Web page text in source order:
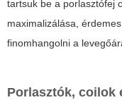
tartsuk be a porlasztófej
maximalizálása,
finomhangolni a
Porlasztók, coilok